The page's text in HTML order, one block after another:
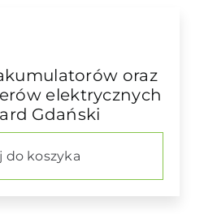
oraz
elektrycznych
Gdański
do koszyka